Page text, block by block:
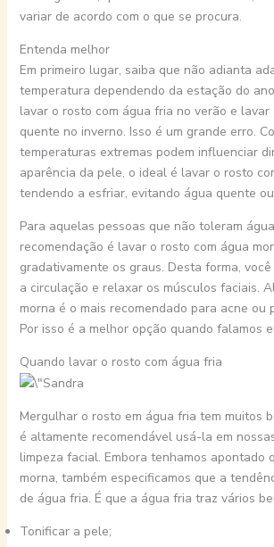
variar de acordo com o que se procura.
Entenda melhor
Em primeiro lugar, saiba que não adianta
temperatura dependendo da estação do
lavar o rosto com água fria no verão e lavar
quente no inverno. Isso é um grande erro.
temperaturas extremas podem influenciar
aparência da pele, o ideal é lavar o rosto
tendendo a esfriar, evitando água quente
Para aquelas pessoas que não toleram
recomendação é lavar o rosto com água
gradativamente os graus. Desta forma,
a circulação e relaxar os músculos faciais.
morna é o mais recomendado para acne ou
Por isso é a melhor opção quando falamos
Quando lavar o rosto com água fria
Mergulhar o rosto em água fria tem muitos
é altamente recomendável usá-la em
limpeza facial. Embora tenhamos apontado
morna, também especificamos que a
de água fria. É que a água fria traz vários
Tonificar a pele;